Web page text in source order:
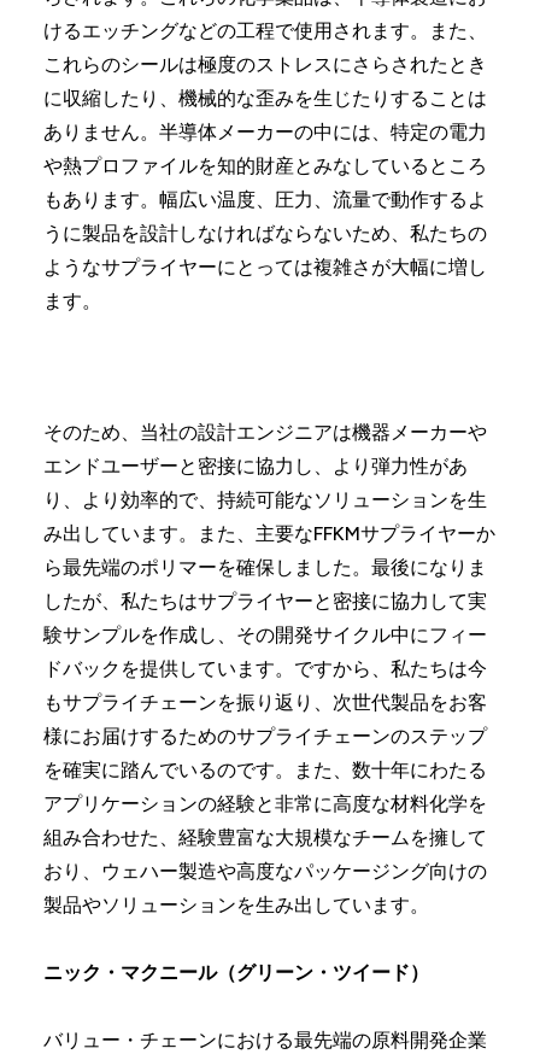
けるエッチングなどの工程で使用されます。また、
これらのシールは極度のストレスにさらされたとき
に収縮したり、機械的な歪みを生じたりすることは
ありません。半導体メーカーの中には、特定の電力
や熱プロファイルを知的財産とみなしているところ
もあります。幅広い温度、圧力、流量で動作するよ
うに製品を設計しなければならないため、私たちの
ようなサプライヤーにとっては複雑さが大幅に増し
ます。
そのため、当社の設計エンジニアは機器メーカーや
エンドユーザーと密接に協力し、より弾力性があ
り、より効率的で、持続可能なソリューションを生
み出しています。また、主要なFFKMサプライヤーか
ら最先端のポリマーを確保しました。最後になりま
したが、私たちはサプライヤーと密接に協力して実
験サンプルを作成し、その開発サイクル中にフィー
ドバックを提供しています。ですから、私たちは今
もサプライチェーンを振り返り、次世代製品をお客
様にお届けするためのサプライチェーンのステップ
を確実に踏んでいるのです。また、数十年にわたる
アプリケーションの経験と非常に高度な材料化学を
組み合わせた、経験豊富な大規模なチームを擁して
おり、ウェハー製造や高度なパッケージング向けの
製品やソリューションを生み出しています。
ニック・マクニール（グリーン・ツイード）
バリュー・チェーンにおける最先端の原料開発企業